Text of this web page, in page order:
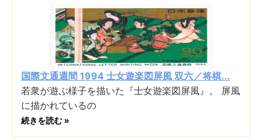
国際文通週間 1994 士女遊楽図屏風 双六／将棋...
若衆が遊ぶ様子を描いた『士女遊楽図屏風』。 屏風
に描かれているの
続きを読む »